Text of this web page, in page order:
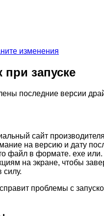
изменения
запуске
последние версии
сайт производителя
на версию и дату
файл в формате. exe или.
на экране, чтобы
силу.
проблемы с